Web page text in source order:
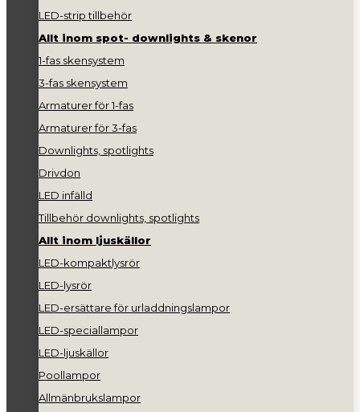
LED-strip tillbehör
Allt inom spot- downlights & skenor
1-fas skensystem
3-fas skensystem
Armaturer för 1-fas
Armaturer för 3-fas
Downlights, spotlights
Drivdon
LED infälld
Tillbehör downlights, spotlights
Allt inom ljuskällor
LED-kompaktlysrör
LED-lysrör
LED-ersättare för urladdningslampor
LED-speciallampor
LED-ljuskällor
Poollampor
Allmänbrukslampor